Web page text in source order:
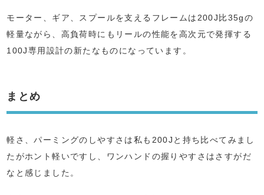
モーター、ギア、スプールを支えるフレームは200J比35gの
軽量ながら、高負荷時にもリールの性能を高次元で発揮する
100J専用設計の新たなものになっています。
まとめ
軽さ、パーミングのしやすさは私も200Jと持ち比べてみまし
たがホント軽いですし、ワンハンドの握りやすさはさすがだ
なと感じました。